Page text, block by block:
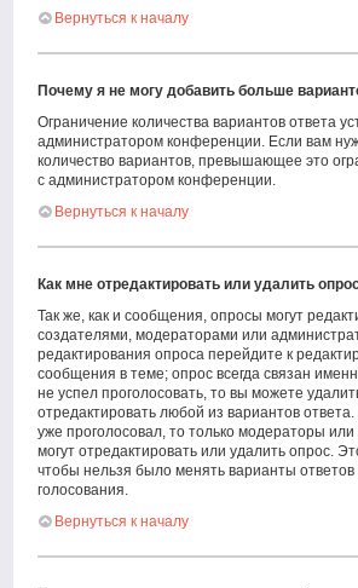
Вернуться к началу
Почему я не могу добавить больше
Ограничение количества вариантов ответа
администратором конференции. Если вам
количество вариантов, превышающее это
с администратором конференции.
Вернуться к началу
Как мне отредактировать или удалить
Так же, как и сообщения, опросы могут
создателями, модераторами или
редактирования опроса перейдите к
сообщения в теме; опрос всегда связан
не успел проголосовать, то вы можете
отредактировать любой из вариантов
уже проголосовал, то только модераторы
могут отредактировать или удалить опрос.
чтобы нельзя было менять варианты ответов
голосования.
Вернуться к началу